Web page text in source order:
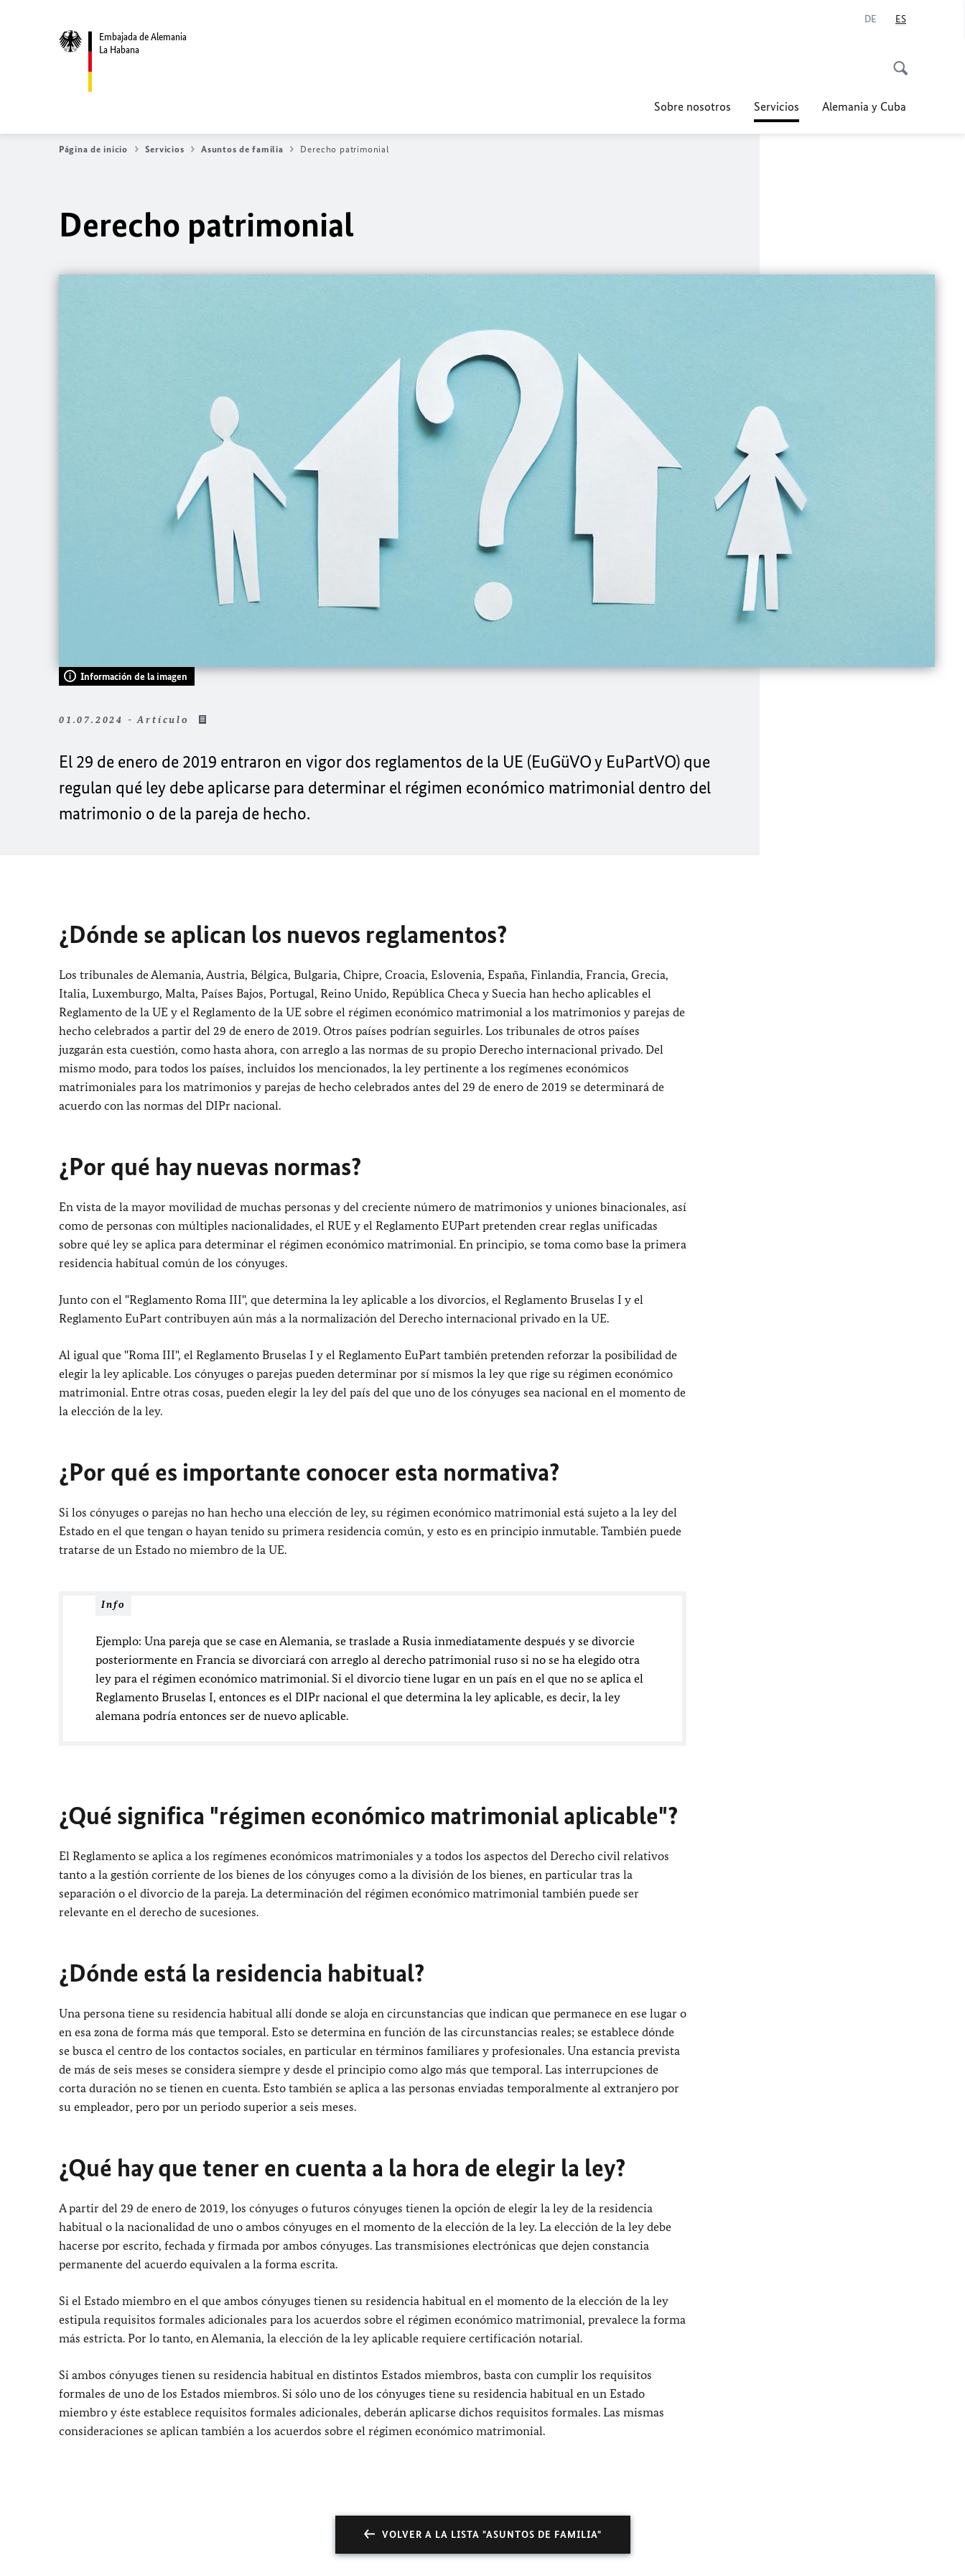
Embajada de Alemania
La Habana
DE ES
Sobre nosotros Servicios Alemania y Cuba
Página de inicio Servicios Asuntos de familia Derecho patrimonial
Derecho patrimonial
Información de la imagen
01.07.2024 - Artículo
El 29 de enero de 2019 entraron en vigor dos reglamentos de la UE (EuGüVO y EuPartVO) que
regulan qué ley debe aplicarse para determinar el régimen económico matrimonial dentro del
matrimonio o de la pareja de hecho.
¿Dónde se aplican los nuevos reglamentos?
Los tribunales de Alemania, Austria, Bélgica, Bulgaria, Chipre, Croacia, Eslovenia, España, Finlandia, Francia, Grecia,
Italia, Luxemburgo, Malta, Países Bajos, Portugal, Reino Unido, República Checa y Suecia han hecho aplicables el
Reglamento de la UE y el Reglamento de la UE sobre el régimen económico matrimonial a los matrimonios y parejas de
hecho celebrados a partir del 29 de enero de 2019. Otros países podrían seguirles. Los tribunales de otros países
juzgarán esta cuestión, como hasta ahora, con arreglo a las normas de su propio Derecho internacional privado. Del
mismo modo, para todos los países, incluidos los mencionados, la ley pertinente a los regímenes económicos
matrimoniales para los matrimonios y parejas de hecho celebrados antes del 29 de enero de 2019 se determinará de
acuerdo con las normas del DIPr nacional.
¿Por qué hay nuevas normas?
En vista de la mayor movilidad de muchas personas y del creciente número de matrimonios y uniones binacionales, así
como de personas con múltiples nacionalidades, el RUE y el Reglamento EUPart pretenden crear reglas unificadas
sobre qué ley se aplica para determinar el régimen económico matrimonial. En principio, se toma como base la primera
residencia habitual común de los cónyuges.
Junto con el "Reglamento Roma III", que determina la ley aplicable a los divorcios, el Reglamento Bruselas I y el
Reglamento EuPart contribuyen aún más a la normalización del Derecho internacional privado en la UE.
Al igual que "Roma III", el Reglamento Bruselas I y el Reglamento EuPart también pretenden reforzar la posibilidad de
elegir la ley aplicable. Los cónyuges o parejas pueden determinar por sí mismos la ley que rige su régimen económico
matrimonial. Entre otras cosas, pueden elegir la ley del país del que uno de los cónyuges sea nacional en el momento de
la elección de la ley.
¿Por qué es importante conocer esta normativa?
Si los cónyuges o parejas no han hecho una elección de ley, su régimen económico matrimonial está sujeto a la ley del
Estado en el que tengan o hayan tenido su primera residencia común, y esto es en principio inmutable. También puede
tratarse de un Estado no miembro de la UE.
Info
Ejemplo: Una pareja que se case en Alemania, se traslade a Rusia inmediatamente después y se divorcie
posteriormente en Francia se divorciará con arreglo al derecho patrimonial ruso si no se ha elegido otra
ley para el régimen económico matrimonial. Si el divorcio tiene lugar en un país en el que no se aplica el
Reglamento Bruselas I, entonces es el DIPr nacional el que determina la ley aplicable, es decir, la ley
alemana podría entonces ser de nuevo aplicable.
¿Qué significa "régimen económico matrimonial aplicable"?
El Reglamento se aplica a los regímenes económicos matrimoniales y a todos los aspectos del Derecho civil relativos
tanto a la gestión corriente de los bienes de los cónyuges como a la división de los bienes, en particular tras la
separación o el divorcio de la pareja. La determinación del régimen económico matrimonial también puede ser
relevante en el derecho de sucesiones.
¿Dónde está la residencia habitual?
Una persona tiene su residencia habitual allí donde se aloja en circunstancias que indican que permanece en ese lugar o
en esa zona de forma más que temporal. Esto se determina en función de las circunstancias reales; se establece dónde
se busca el centro de los contactos sociales, en particular en términos familiares y profesionales. Una estancia prevista
de más de seis meses se considera siempre y desde el principio como algo más que temporal. Las interrupciones de
corta duración no se tienen en cuenta. Esto también se aplica a las personas enviadas temporalmente al extranjero por
su empleador, pero por un periodo superior a seis meses.
¿Qué hay que tener en cuenta a la hora de elegir la ley?
A partir del 29 de enero de 2019, los cónyuges o futuros cónyuges tienen la opción de elegir la ley de la residencia
habitual o la nacionalidad de uno o ambos cónyuges en el momento de la elección de la ley. La elección de la ley debe
hacerse por escrito, fechada y firmada por ambos cónyuges. Las transmisiones electrónicas que dejen constancia
permanente del acuerdo equivalen a la forma escrita.
Si el Estado miembro en el que ambos cónyuges tienen su residencia habitual en el momento de la elección de la ley
estipula requisitos formales adicionales para los acuerdos sobre el régimen económico matrimonial, prevalece la forma
más estricta. Por lo tanto, en Alemania, la elección de la ley aplicable requiere certificación notarial.
Si ambos cónyuges tienen su residencia habitual en distintos Estados miembros, basta con cumplir los requisitos
formales de uno de los Estados miembros. Si sólo uno de los cónyuges tiene su residencia habitual en un Estado
miembro y éste establece requisitos formales adicionales, deberán aplicarse dichos requisitos formales. Las mismas
consideraciones se aplican también a los acuerdos sobre el régimen económico matrimonial.
VOLVER A LA LISTA "ASUNTOS DE FAMILIA"